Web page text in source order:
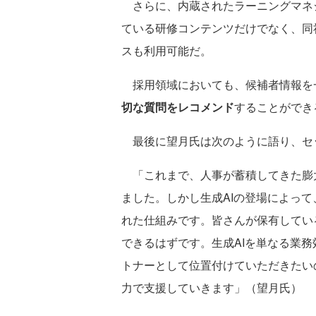
さらに、内蔵されたラーニングマ
ている研修コンテンツだけでなく、
スも利用可能だ。
採用領域においても、候補者情報
切な質問をレコメンドすることがで
最後に望月氏は次のように語り、
「これまで、人事が蓄積してきた
ました。しかし生成AIの登場によっ
れた仕組みです。皆さんが保有して
できるはずです。生成AIを単なる業
トナーとして位置付けていただきた
力で支援していきます」（望月氏）